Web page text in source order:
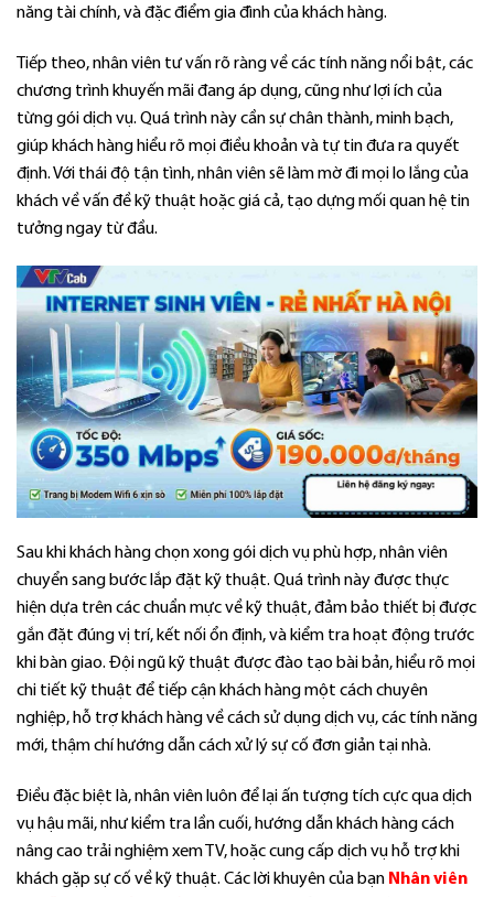
năng tài chính, và đặc điểm gia đình của khách hàng.
Tiếp theo, nhân viên tư vấn rõ ràng về các tính năng nổi bật, các
chương trình khuyến mãi đang áp dụng, cũng như lợi ích của
từng gói dịch vụ. Quá trình này cần sự chân thành, minh bạch,
giúp khách hàng hiểu rõ mọi điều khoản và tự tin đưa ra quyết
định. Với thái độ tận tình, nhân viên sẽ làm mờ đi mọi lo lắng của
khách về vấn đề kỹ thuật hoặc giá cả, tạo dựng mối quan hệ tin
tưởng ngay từ đầu.
Sau khi khách hàng chọn xong gói dịch vụ phù hợp, nhân viên
chuyển sang bước lắp đặt kỹ thuật. Quá trình này được thực
hiện dựa trên các chuẩn mực về kỹ thuật, đảm bảo thiết bị được
gắn đặt đúng vị trí, kết nối ổn định, và kiểm tra hoạt động trước
khi bàn giao. Đội ngũ kỹ thuật được đào tạo bài bản, hiểu rõ mọi
chi tiết kỹ thuật để tiếp cận khách hàng một cách chuyên
nghiệp, hỗ trợ khách hàng về cách sử dụng dịch vụ, các tính năng
mới, thậm chí hướng dẫn cách xử lý sự cố đơn giản tại nhà.
Điều đặc biệt là, nhân viên luôn để lại ấn tượng tích cực qua dịch
vụ hậu mãi, như kiểm tra lần cuối, hướng dẫn khách hàng cách
nâng cao trải nghiệm xem TV, hoặc cung cấp dịch vụ hỗ trợ khi
khách gặp sự cố về kỹ thuật. Các lời khuyên của bạn Nhân viên